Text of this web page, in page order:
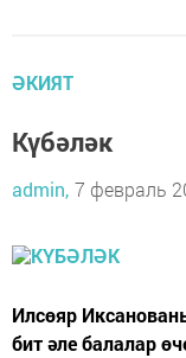
ӘКИЯТ
Күбәләк
admin, 7 февраль
Илсөяр
бит әле балалар